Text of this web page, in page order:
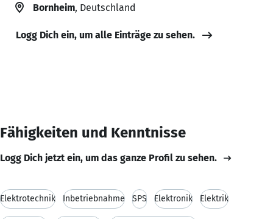
Bornheim, Deutschland
Logg Dich ein, um alle Einträge zu sehen.
Fähigkeiten und Kenntnisse
Logg Dich jetzt ein, um das ganze Profil zu sehen.
Elektrotechnik Inbetriebnahme SPS Elektronik Elektrik